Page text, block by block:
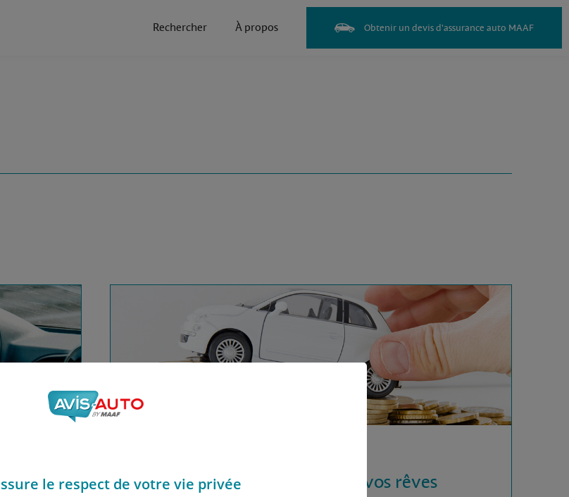
Rechercher À propos Obtenir un devis d'assurance auto MAAF
Financez la voiture de vos rêves
le respect de votre vie privée